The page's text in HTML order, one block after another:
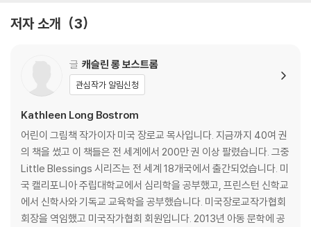
저자 소개 3
글 캐슬린 롱 보스트롬
관심작가 알림신청
Kathleen Long Bostrom
어린이 그림책 작가이자 미국 장로교 목사입니다. 지금까지 40여 권
의 책을 썼고 이 책들은 전 세계에서 200만 권 이상 팔렸습니다. 그중
Little Blessings 시리즈는 전 세계 18개국에서 출간되었습니다. 미
국 캘리포니아 주립대학교에서 심리학을 공부했고, 프린스턴 신학교
에서 신학사와 기독교 교육학을 공부했습니다. 미국장로교작가협회
회장을 역임했고 미국작가협회 회원입니다. 2013년 아동 문학에 공